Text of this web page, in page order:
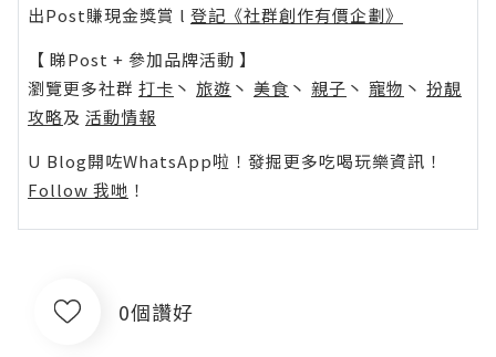
出Post賺現金獎賞 l 登記《社群創作有價企劃》
【 睇Post + 參加品牌活動 】
瀏覽更多社群 打卡 丶 旅遊 丶 美食 丶 親子 丶 寵物 丶 扮靚
攻略及 活動情報
U Blog開咗WhatsApp啦！發掘更多吃喝玩樂資訊！
Follow 我哋 ！
0個讚好